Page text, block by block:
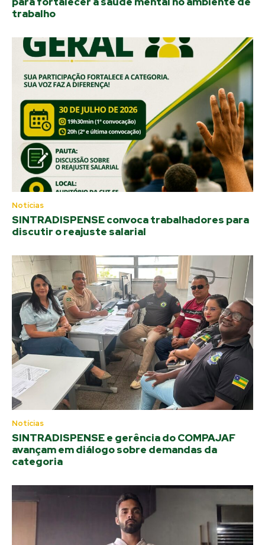
trabalho
Notícias
SINTRADISPENSE convoca trabalhadores para
discutir o reajuste salarial
Notícias
SINTRADISPENSE e gerência do COMPAJAF
avançam em diálogo sobre demandas da
categoria